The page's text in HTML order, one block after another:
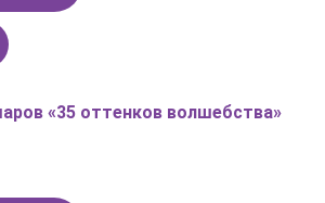
«35 оттенков волшебства»